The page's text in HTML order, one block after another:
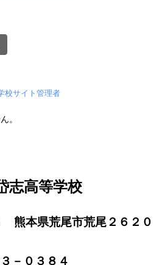
校サイト管理者
。
志高等学校
熊本県荒尾市荒尾２６２０
－０３８４